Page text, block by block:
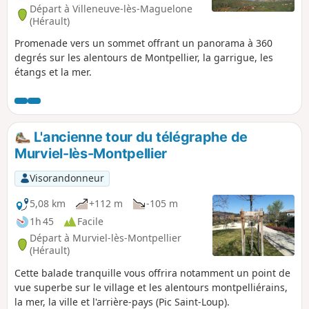
Départ à Villeneuve-lès-Maguelone
(Hérault)
Promenade vers un sommet offrant un panorama à 360
degrés sur les alentours de Montpellier, la garrigue, les
étangs et la mer.
L'ancienne tour du télégraphe de
Murviel-lès-Montpellier
Visorandonneur
5,08 km
+112 m
-105 m
1h 45
Facile
Départ à Murviel-lès-Montpellier
(Hérault)
Cette balade tranquille vous offrira notamment un point de
vue superbe sur le village et les alentours montpelliérains,
la mer, la ville et l'arrière-pays (Pic Saint-Loup).